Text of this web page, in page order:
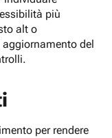
più
alt o
del
per rendere